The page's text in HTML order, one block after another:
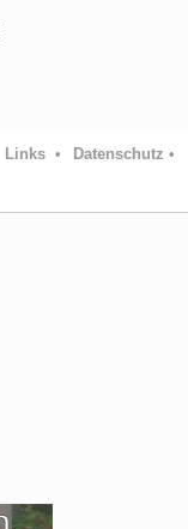
Links • Datenschutz •